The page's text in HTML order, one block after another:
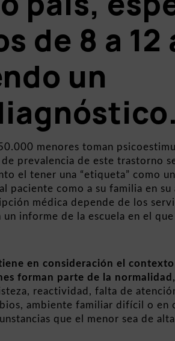
de 8 a 12
un
menores toman
de prevalencia de este trastorno
el tener una “etiqueta” como
paciente como a su familia en
médica depende de los
un informe de la escuela en el
en consideración el
forman parte de la normalidad,
reactividad, falta de
ambiente familiar difícil o en
que el menor sea de